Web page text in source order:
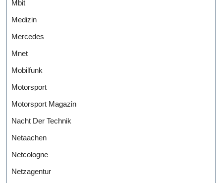
Mbit
Medizin
Mercedes
Mnet
Mobilfunk
Motorsport
Motorsport Magazin
Nacht Der Technik
Netaachen
Netcologne
Netzagentur